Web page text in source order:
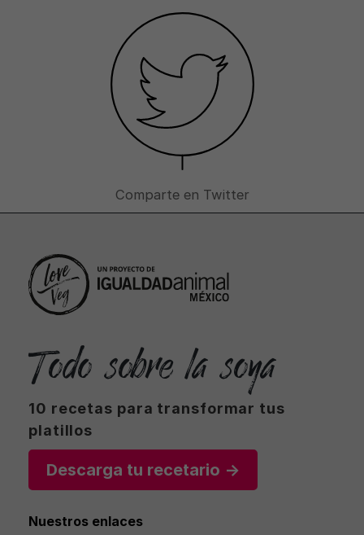
Comparte en Twitter
Todo sobre la soya
10 recetas para transformar tus
platillos
Descarga tu recetario →
Nuestros enlaces